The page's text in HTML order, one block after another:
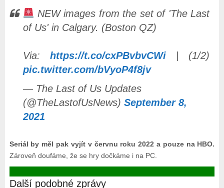
NEW images from the set of 'The Last
of Us' in Calgary. (Boston QZ)
Via: https://t.co/cxPBvbvCWi| (1/2)
pic.twitter.com/bVyoP4f8jv
— The Last of Us Updates
(@TheLastofUsNews) September 8,
2021
Seriál by měl pak vyjít v červnu roku 2022 a pouze na HBO.
Zároveň doufáme, že se hry dočkáme i na PC.
Další podobné zprávy